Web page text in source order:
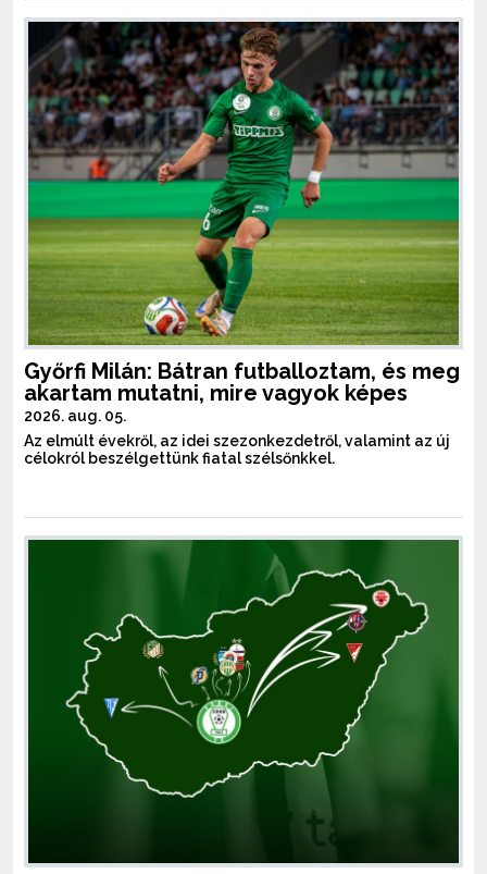
Győrfi Milán: Bátran futballoztam, és meg
akartam mutatni, mire vagyok képes
2026. aug. 05.
Az elmúlt évekről, az idei szezonkezdetről, valamint az új
célokról beszélgettünk fiatal szélsőnkkel.